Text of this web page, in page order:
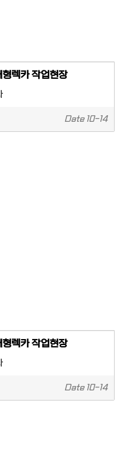
렉카 작업현장
Date10-14
렉카 작업현장
Date10-14